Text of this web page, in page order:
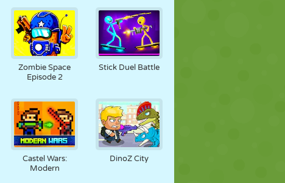
Zombie Space
Episode 2
Stick Duel Battle
Castel Wars:
Modern
DinoZ City